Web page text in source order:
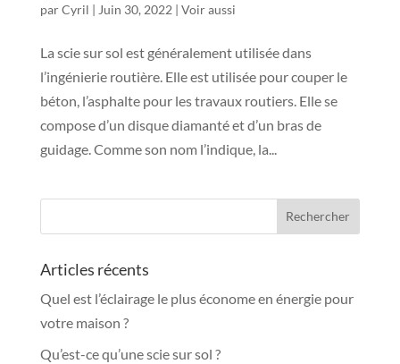
parCyril | Juin 30, 2022 | Voir aussi
La scie sur sol est généralement utilisée dans
l’ingénierie routière. Elle est utilisée pour couper le
béton, l’asphalte pour les travaux routiers. Elle se
compose d’un disque diamanté et d’un bras de
guidage. Comme son nom l’indique, la...
Articles récents
Quel est l’éclairage le plus économe en énergie pour
votre maison ?
Qu’est-ce qu’une scie sur sol ?